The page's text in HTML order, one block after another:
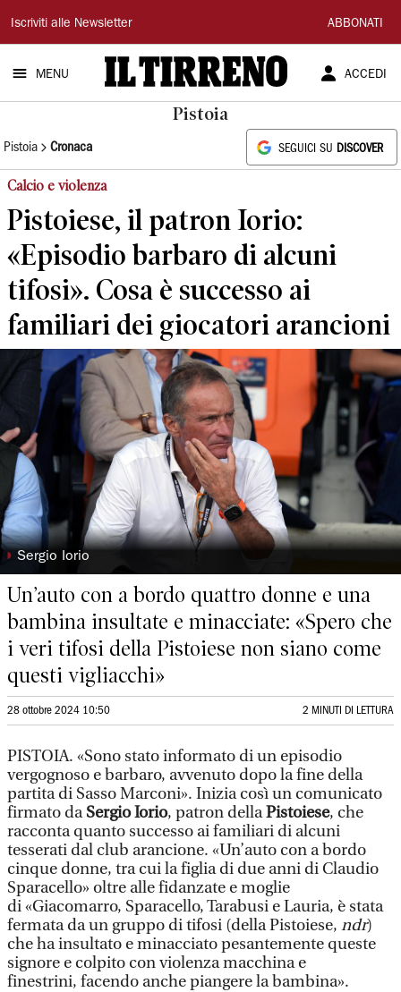
Il
Tirreno
Iscriviti alle Newsletter ABBONATI
MENU ACCEDI
Pistoia
Pistoia Cronaca SEGUICI SU DISCOVER
Calcio e violenza
Pistoiese, il patron Iorio:
«Episodio barbaro di alcuni
tifosi». Cosa è successo ai
familiari dei giocatori arancioni
◗ Sergio Iorio
Un’auto con a bordo quattro donne e una
bambina insultate e minacciate: «Spero che
i veri tifosi della Pistoiese non siano come
questi vigliacchi»
28 ottobre 2024 10:50 2 MINUTI DI LETTURA
PISTOIA. «Sono stato informato di un episodio
vergognoso e barbaro, avvenuto dopo la fine della
partita di Sasso Marconi». Inizia così un comunicato
firmato daSergio Iorio, patron dellaPistoiese, che
racconta quanto successo ai familiari di alcuni
tesserati dal club arancione. «Un’auto con a bordo
cinque donne, tra cui la figlia di due anni di Claudio
Sparacello» oltre alle fidanzate e moglie
di «Giacomarro, Sparacello, Tarabusi e Lauria, è stata
fermata da un gruppo di tifosi (della Pistoiese, ndr)
che ha insultato e minacciato pesantemente queste
signore e colpito con violenza macchina e
finestrini, facendo anche piangere la bambina».